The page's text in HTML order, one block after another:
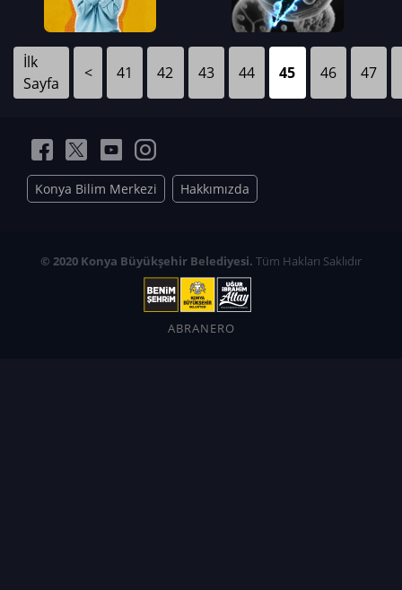
İlk
Sayfa
< 41 42 43 44 45 46 47
Konya Bilim Merkezi Hakkımızda
© 2020 Konya Büyükşehir Belediyesi. Tüm Hakları Saklıdır
ABRANERO